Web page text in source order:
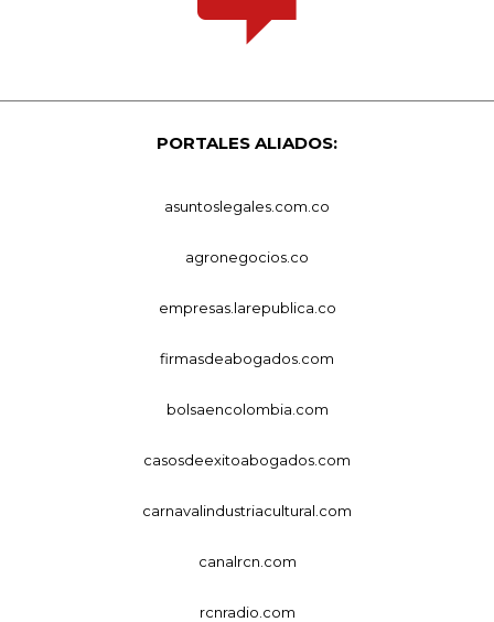
PORTALES ALIADOS:
asuntoslegales.com.co
agronegocios.co
empresas.larepublica.co
firmasdeabogados.com
bolsaencolombia.com
casosdeexitoabogados.com
carnavalindustriacultural.com
canalrcn.com
rcnradio.com